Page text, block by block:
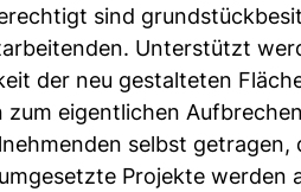
sind
Unterstützt
der neu gestalteten
zum eigentlichen
selbst
Projekte werden